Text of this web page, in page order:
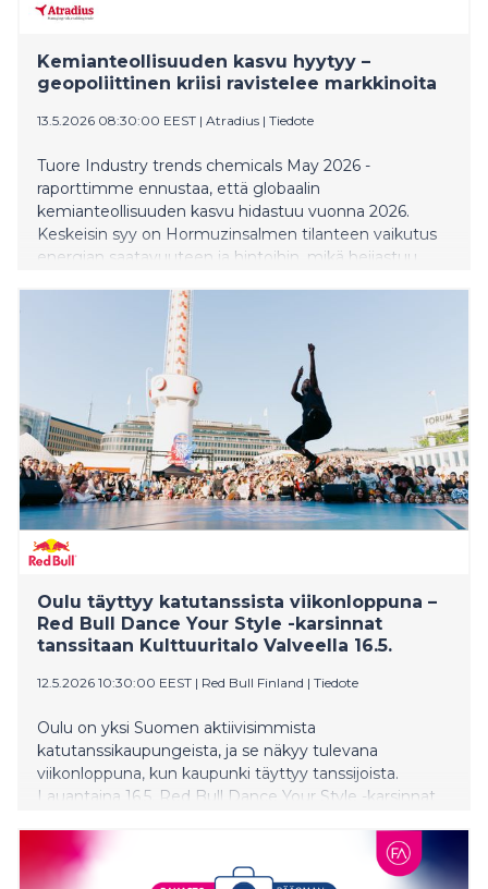
Kemianteollisuuden kasvu hyytyy –
geopoliittinen kriisi ravistelee markkinoita
13.5.2026 08:30:00 EEST | Atradius | Tiedote
Tuore Industry trends chemicals May 2026 -
raporttimme ennustaa, että globaalin
kemianteollisuuden kasvu hidastuu vuonna 2026.
Keskeisin syy on Hormuzinsalmen tilanteen vaikutus
energian saatavuuteen ja hintoihin, mikä heijastuu
Oulu täyttyy katutanssista viikonloppuna –
Red Bull Dance Your Style -karsinnat
tanssitaan Kulttuuritalo Valveella 16.5.
12.5.2026 10:30:00 EEST | Red Bull Finland | Tiedote
Oulu on yksi Suomen aktiivisimmista
katutanssikaupungeista, ja se näkyy tulevana
viikonloppuna, kun kaupunki täyttyy tanssijoista.
Lauantaina 16.5. Red Bull Dance Your Style -karsinnat
tapahtuman, jossa yleisö pääsee äänestämään, ketkä
kaksi tanssijaa nähdään Helsingin Senaatintorin